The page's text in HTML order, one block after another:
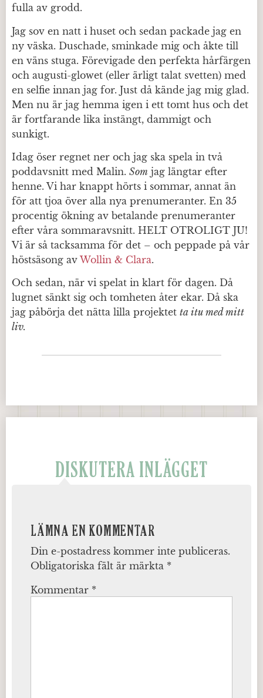
fulla av grodd.
Jag sov en natt i huset och sedan packade jag en
ny väska. Duschade, sminkade mig och åkte till
en väns stuga. Förevigade den perfekta hårfärgen
och augusti-glowet (eller ärligt talat svetten) med
en selfie innan jag for. Just då kände jag mig glad.
Men nu är jag hemma igen i ett tomt hus och det
är fortfarande lika instängt, dammigt och
sunkigt.
Idag öser regnet ner och jag ska spela in två
poddavsnitt med Malin. Som jag längtar efter
henne. Vi har knappt hörts i sommar, annat än
för att tjoa över alla nya prenumeranter. En 35
procentig ökning av betalande prenumeranter
efter våra sommaravsnitt. HELT OTROLIGT JU!
Vi är så tacksamma för det – och peppade på vår
höstsäsong avWollin & Clara.
Och sedan, när vi spelat in klart för dagen. Då
lugnet sänkt sig och tomheten åter ekar. Då ska
jag påbörja det nätta lilla projektet ta itu med mitt
liv.
DISKUTERA INLÄGGET
LÄMNA EN KOMMENTAR
Din e-postadress kommer inte publiceras.
Obligatoriska fält är märkta *
Kommentar *